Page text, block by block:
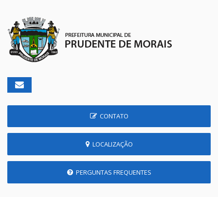
CONTATO
LOCALIZAÇÃO
PERGUNTAS FREQUENTES